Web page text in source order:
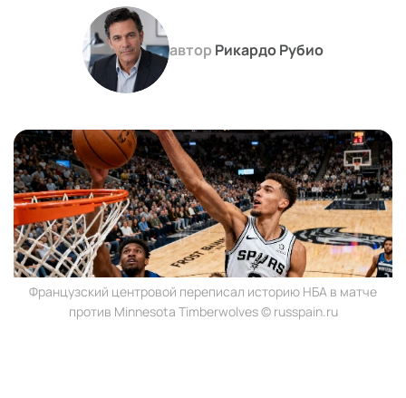
автор Рикардо Рубио
Французский центровой переписал историю НБА в матче
против Minnesota Timberwolves © russpain.ru